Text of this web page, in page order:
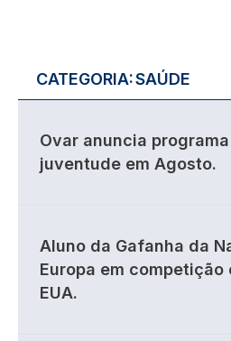
CATEGORIA:SAÚDE
Ovar anuncia
juventude em Agosto.
Aluno da Gafanha da
Europa em competição
EUA.